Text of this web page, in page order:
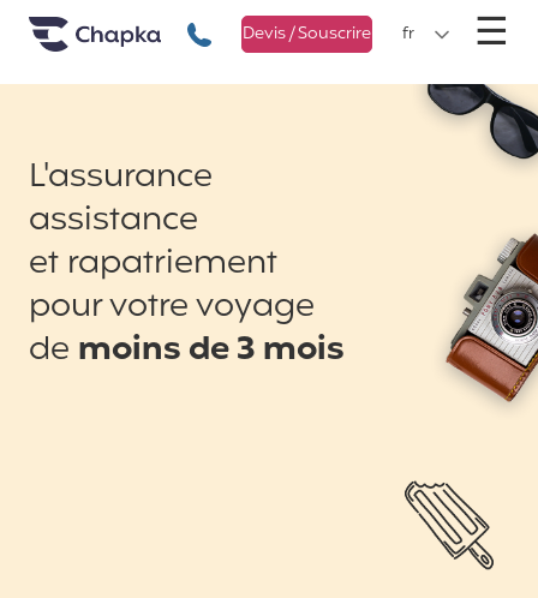
Chapka Assurances Voyages
+33 1 74 85 50 50
Devis / Souscrire fr ☰
L'assurance
assistance
et rapatriement
pour votre voyage
de moins de 3 mois